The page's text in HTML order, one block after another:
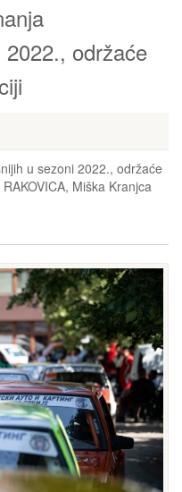
održaće
u sezoni 2022., održaće
Miška Kranjca